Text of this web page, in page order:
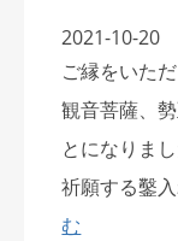
2021-10-20
ご縁をいた
観音菩薩、
とになりま
祈願する鑿
む